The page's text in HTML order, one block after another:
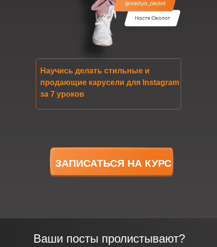
Научись делать стильные и
продающие карусели для Instagram
за 7 уроков
ЗАПИСАТЬСЯ НА КУРС
Ваши посты пролистывают?